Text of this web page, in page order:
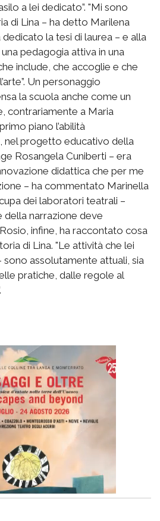
a lei dedicato”. "Mi sono
di Lina – ha detto Marilena
dedicato la tesi di laurea – e alla
pedagogia attiva in una
include, che accoglie e che
Un personaggio
la scuola anche come un
contrariamente a Maria
piano l’abilità
nel progetto educativo della
Rosangela Cuniberti – era
didattica che per me
– ha commentato Marinella
dei laboratori teatrali –
della narrazione deve
infine, ha raccontato cosa
di Lina. "Le attività che lei
assolutamente attuali, sia
pratiche, dalle regole al